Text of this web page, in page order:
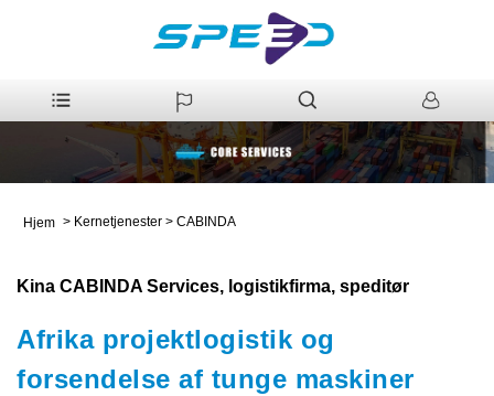
Hjem > Kernetjenester > CABINDA
Kina CABINDA Services, logistikfirma, speditør
Afrika projektlogistik og
forsendelse af tunge maskiner